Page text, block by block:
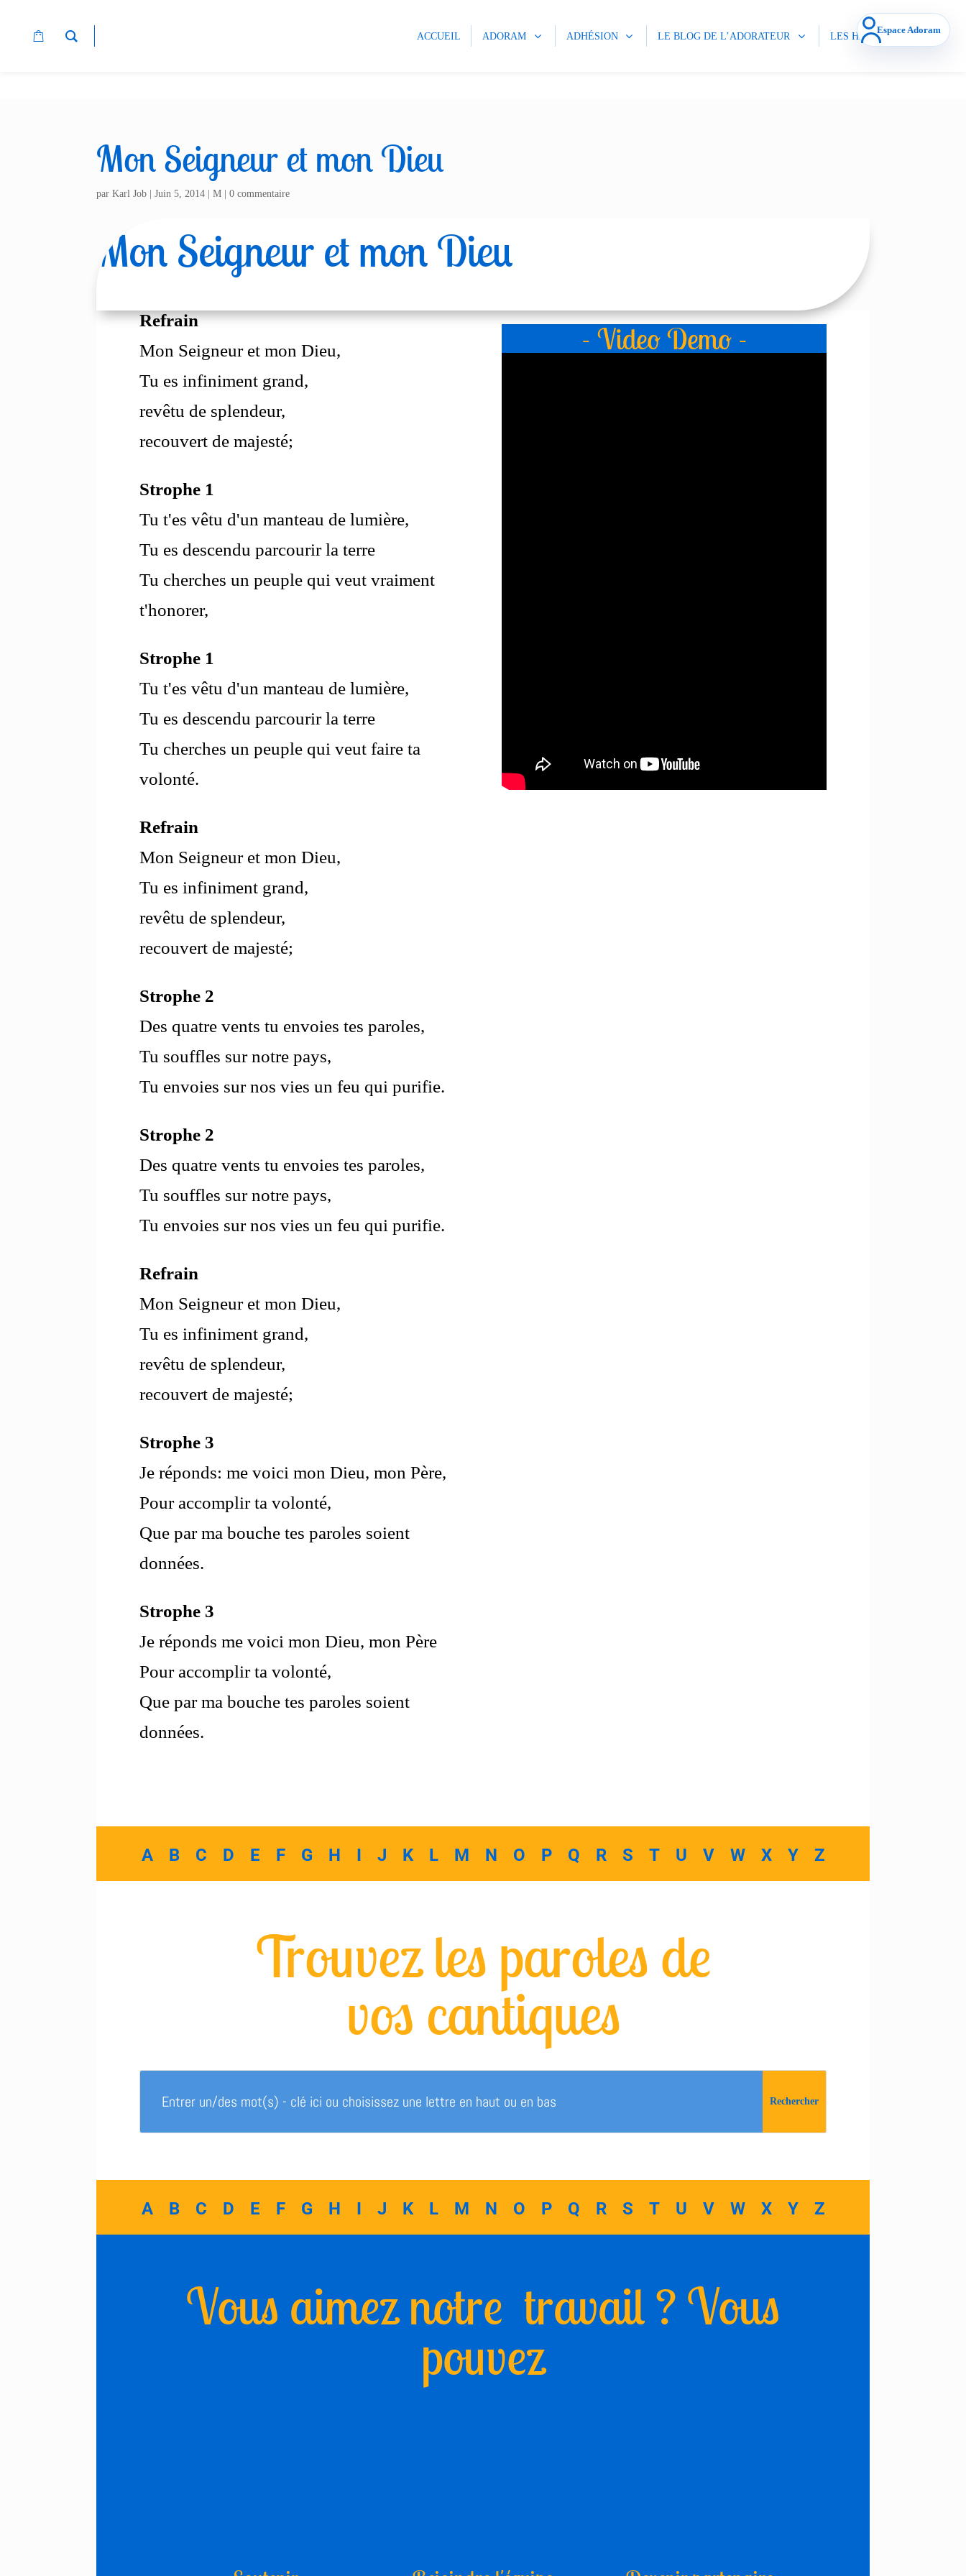
ACCUEIL ADORAM ADHÉSION LE BLOG DE L’ADORATEUR LES HALI CONTACT
Mon Seigneur et mon Dieu
parKarl Job |Juin 5, 2014 |M |0 commentaire
Mon Seigneur et mon Dieu
Refrain
Mon Seigneur et mon Dieu,
Tu es infiniment grand,
revêtu de splendeur,
recouvert de majesté;
Strophe 1
Tu t'es vêtu d'un manteau de lumière,
Tu es descendu parcourir la terre
Tu cherches un peuple qui veut vraiment
t'honorer,
Strophe 1
Tu t'es vêtu d'un manteau de lumière,
Tu es descendu parcourir la terre
Tu cherches un peuple qui veut faire ta
volonté.
Refrain
Mon Seigneur et mon Dieu,
Tu es infiniment grand,
revêtu de splendeur,
recouvert de majesté;
Strophe 2
Des quatre vents tu envoies tes paroles,
Tu souffles sur notre pays,
Tu envoies sur nos vies un feu qui purifie.
Strophe 2
Des quatre vents tu envoies tes paroles,
Tu souffles sur notre pays,
Tu envoies sur nos vies un feu qui purifie.
Refrain
Mon Seigneur et mon Dieu,
Tu es infiniment grand,
revêtu de splendeur,
recouvert de majesté;
Strophe 3
Je réponds: me voici mon Dieu, mon Père,
Pour accomplir ta volonté,
Que par ma bouche tes paroles soient
données.
Strophe 3
Je réponds me voici mon Dieu, mon Père
Pour accomplir ta volonté,
Que par ma bouche tes paroles soient
données.
- Video Demo -
A B C D E F G H I J K L M N O P Q R S T U V W X Y Z
Trouvez les paroles de
vos cantiques
A B C D E F G H I J K L M N O P Q R S T U V W X Y Z
Vous aimez notre travail ? Vous
pouvez
Espace Adoram